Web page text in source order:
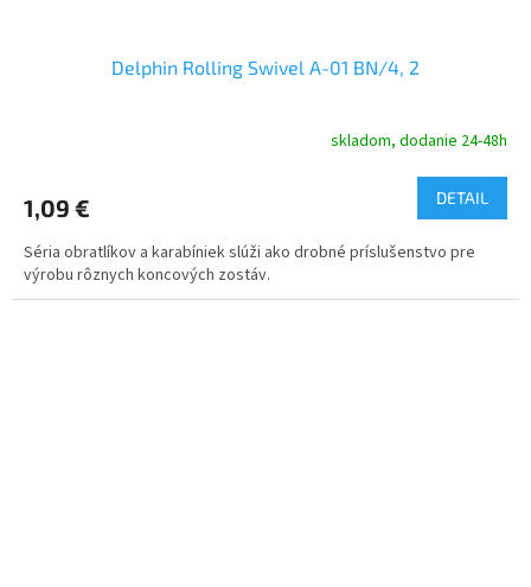
Delphin Rolling Swivel A-01 BN/4, 2
skladom, dodanie 24-48h
1,09 € DETAIL
Séria obratlíkov a karabíniek slúži ako drobné príslušenstvo pre
výrobu rôznych koncových zostáv.